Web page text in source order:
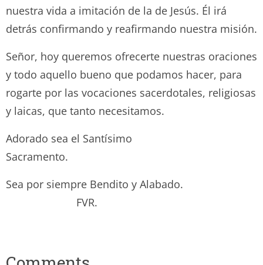
nuestra vida a imitación de la de Jesús. Él irá
detrás confirmando y reafirmando nuestra misión.
Señor, hoy queremos ofrecerte nuestras oraciones
y todo aquello bueno que podamos hacer, para
rogarte por las vocaciones sacerdotales, religiosas
y laicas, que tanto necesitamos.
Adorado sea el Santísimo
Sacramento.
Sea por siempre Bendito y Alabado.
FVR.